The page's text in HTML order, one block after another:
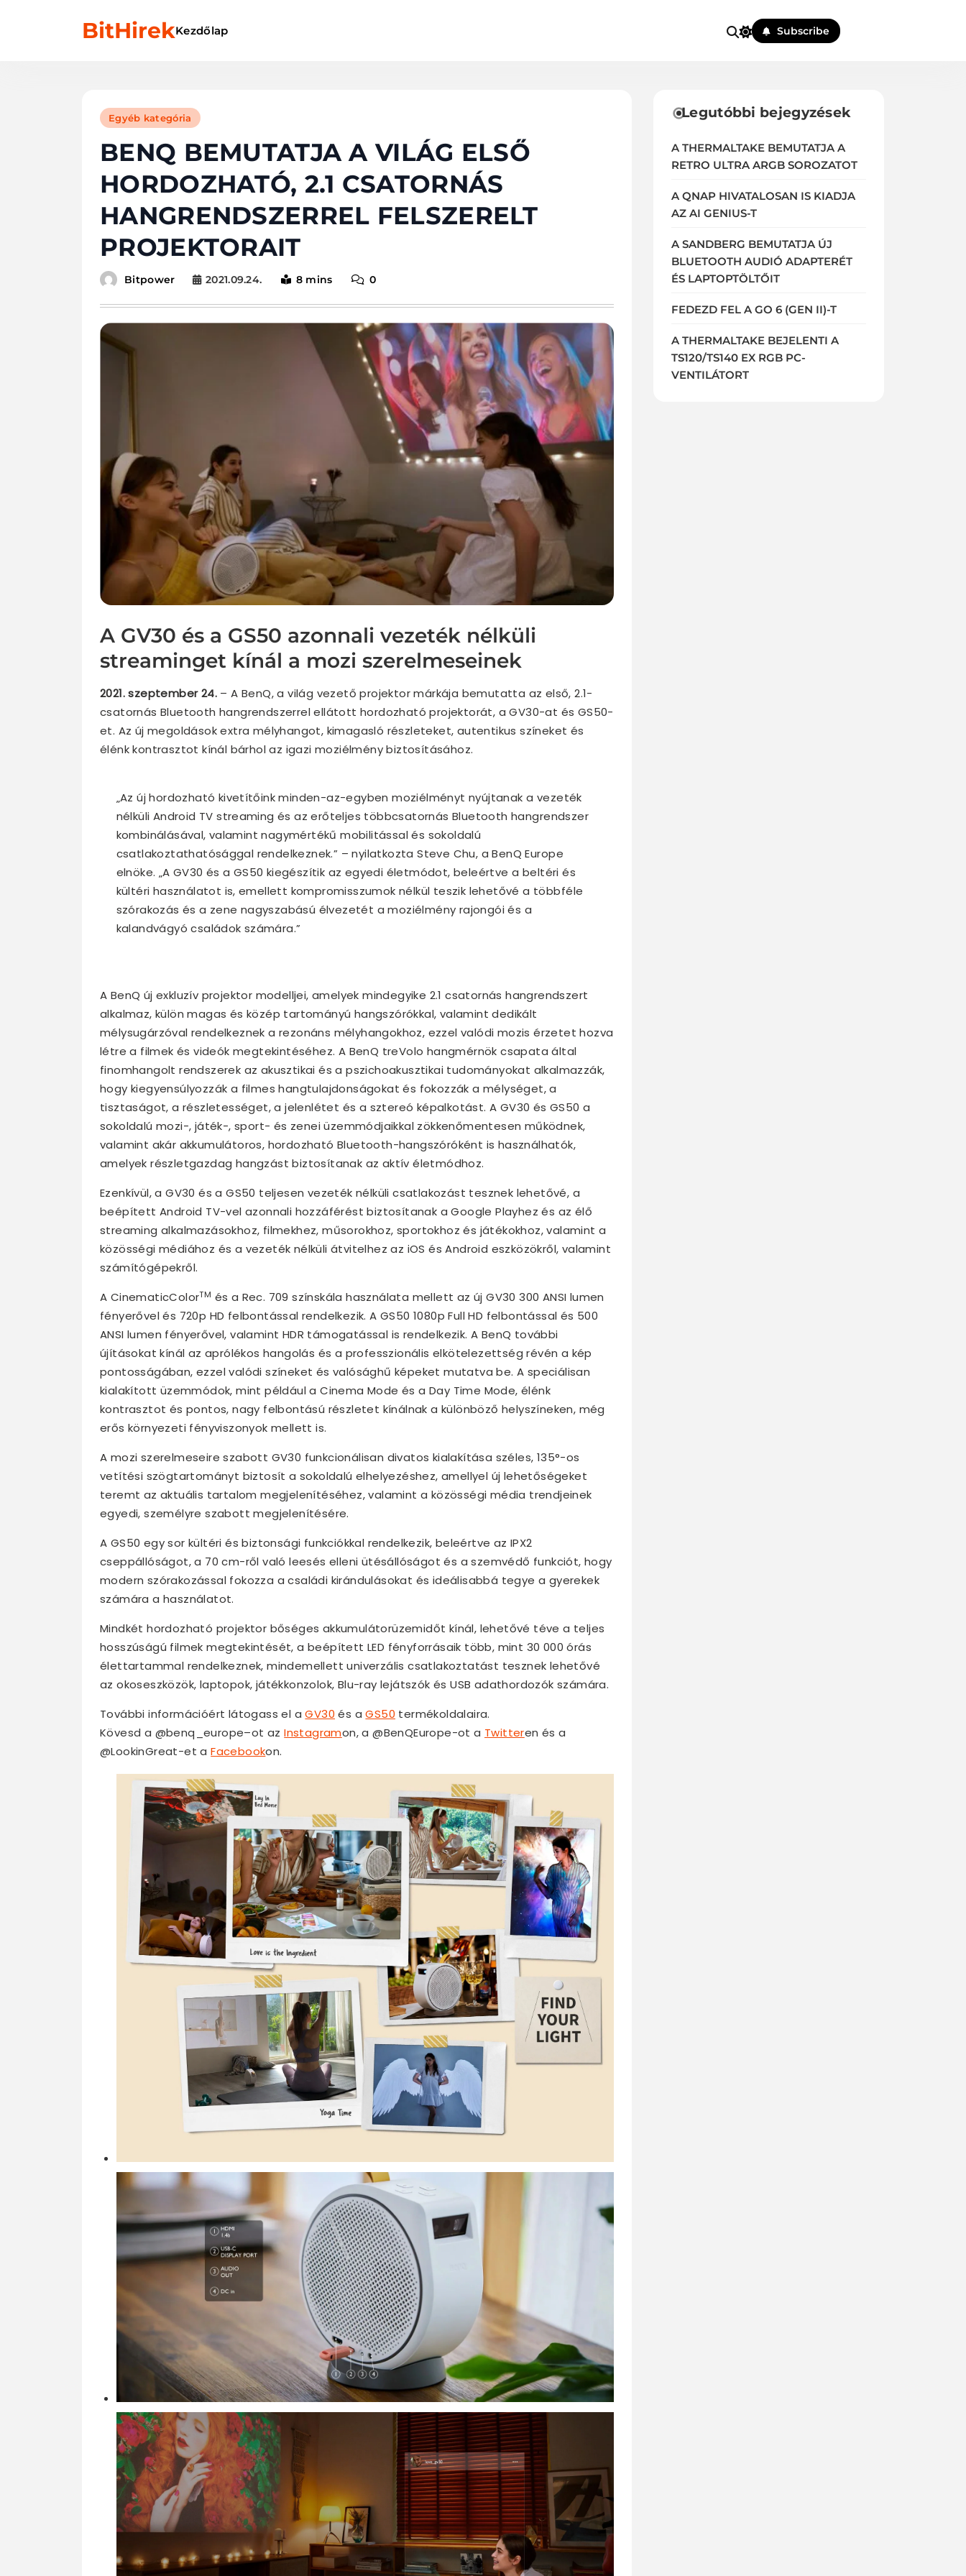
BitHirekKezdőlap Subscribe
Egyéb kategória
BENQ BEMUTATJA A VILÁG ELSŐ
HORDOZHATÓ, 2.1 CSATORNÁS
HANGRENDSZERREL FELSZERELT
PROJEKTORAIT
Bitpower 2021.09.24. 8 mins 0
A GV30 és a GS50 azonnali vezeték nélküli
streaminget kínál a mozi szerelmeseinek ​​​​​​​
2021. szeptember 24. – A BenQ, a világ vezető projektor márkája bemutatta az első, 2.1-
csatornás Bluetooth hangrendszerrel ellátott hordozható projektorát, a GV30-at és GS50-
et. Az új megoldások extra mélyhangot, kimagasló részleteket, autentikus színeket és
élénk kontrasztot kínál bárhol az igazi moziélmény biztosításához.
„Az új hordozható kivetítőink minden-az-egyben moziélményt nyújtanak a vezeték
nélküli Android TV streaming és az erőteljes többcsatornás Bluetooth hangrendszer
kombinálásával, valamint nagymértékű mobilitással és sokoldalú
csatlakoztathatósággal rendelkeznek.” – nyilatkozta Steve Chu, a BenQ Europe
elnöke. „A GV30 és a GS50 kiegészítik az egyedi életmódot, beleértve a beltéri és
kültéri használatot is, emellett kompromisszumok nélkül teszik lehetővé a többféle
szórakozás és a zene nagyszabású élvezetét a moziélmény rajongói és a
kalandvágyó családok számára.”
A BenQ új exkluzív projektor modelljei, amelyek mindegyike 2.1 csatornás hangrendszert
alkalmaz, külön magas és közép tartományú hangszórókkal, valamint dedikált
mélysugárzóval rendelkeznek a rezonáns mélyhangokhoz, ezzel valódi mozis érzetet hozva
létre a filmek és videók megtekintéséhez. A BenQ treVolo hangmérnök csapata által
finomhangolt rendszerek az akusztikai és a pszichoakusztikai tudományokat alkalmazzák,
hogy kiegyensúlyozzák a filmes hangtulajdonságokat és fokozzák a mélységet, a
tisztaságot, a részletességet, a jelenlétet és a sztereó képalkotást. A GV30 és GS50 a
sokoldalú mozi-, játék-, sport- és zenei üzemmódjaikkal zökkenőmentesen működnek,
valamint akár akkumulátoros, hordozható Bluetooth-hangszóróként is használhatók,
amelyek részletgazdag hangzást biztosítanak az aktív életmódhoz.
Ezenkívül, a GV30 és a GS50 teljesen vezeték nélküli csatlakozást tesznek lehetővé, a
beépített Android TV-vel azonnali hozzáférést biztosítanak a Google Playhez és az élő
streaming alkalmazásokhoz, filmekhez, műsorokhoz, sportokhoz és játékokhoz, valamint a
közösségi médiához és a vezeték nélküli átvitelhez az iOS és Android eszközökről, valamint
számítógépekről.
A CinematicColorTM és a Rec. 709 színskála használata mellett az új GV30 300 ANSI lumen
fényerővel és 720p HD felbontással rendelkezik. A GS50 1080p Full HD felbontással és 500
ANSI lumen fényerővel, valamint HDR támogatással is rendelkezik. A BenQ további
újításokat kínál az aprólékos hangolás és a professzionális elkötelezettség révén a kép
pontosságában, ezzel valódi színeket és valósághű képeket mutatva be. A speciálisan
kialakított üzemmódok, mint például a Cinema Mode és a Day Time Mode, élénk
kontrasztot és pontos, nagy felbontású részletet kínálnak a különböző helyszíneken, még
erős környezeti fényviszonyok mellett is.
A mozi szerelmeseire szabott GV30 funkcionálisan divatos kialakítása széles, 135°-os
vetítési szögtartományt biztosít a sokoldalú elhelyezéshez, amellyel új lehetőségeket
teremt az aktuális tartalom megjelenítéséhez, valamint a közösségi média trendjeinek
egyedi, személyre szabott megjelenítésére.
A GS50 egy sor kültéri és biztonsági funkciókkal rendelkezik, beleértve az IPX2
cseppállóságot, a 70 cm-ről való leesés elleni ütésállóságot és a szemvédő funkciót, hogy
modern szórakozással fokozza a családi kirándulásokat és ideálisabbá tegye a gyerekek
számára a használatot.
Mindkét hordozható projektor bőséges akkumulátorüzemidőt kínál, lehetővé téve a teljes
hosszúságú filmek megtekintését, a beépített LED fényforrásaik több, mint 30 000 órás
élettartammal rendelkeznek, mindemellett univerzális csatlakoztatást tesznek lehetővé
az okoseszközök, laptopok, játékkonzolok, Blu-ray lejátszók és USB adathordozók számára.
További információért látogass el aGV30 és aGS50 termékoldalaira.
Kövesd a @benq_europe–ot azInstagramon, a @BenQEurope-ot a Twitteren és a
@LookinGreat-et aFacebookon.
Legutóbbi bejegyzések
A THERMALTAKE BEMUTATJA A
RETRO ULTRA ARGB SOROZATOT
A QNAP HIVATALOSAN IS KIADJA
AZ AI GENIUS-T
A SANDBERG BEMUTATJA ÚJ
BLUETOOTH AUDIÓ ADAPTERÉT
ÉS LAPTOPTÖLTŐIT
FEDEZD FEL A GO 6 (GEN II)-T
A THERMALTAKE BEJELENTI A
TS120/TS140 EX RGB PC-
VENTILÁTORT